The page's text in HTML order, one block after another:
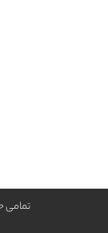
تمامی